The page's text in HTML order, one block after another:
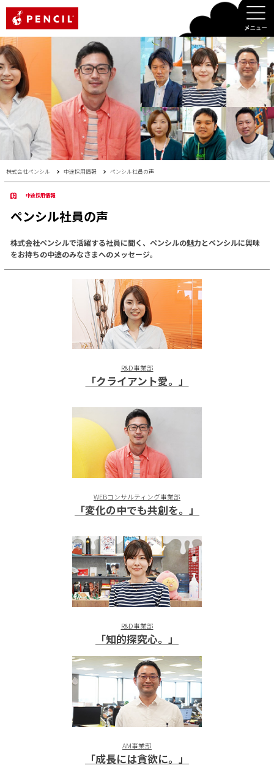
株式会社ペンシル 中途採用情報 ペンシル社員の声
中途採用情報
ペンシル社員の声
株式会社ペンシルで活躍する社員に聞く、ペンシルの魅力とペンシルに興味
をお持ちの中途のみなさまへのメッセージ。
R&D事業部
「クライアント愛。」
WEBコンサルティング事業部
「変化の中でも共創を。」
R&D事業部
「知的探究心。」
AM事業部
「成長には貪欲に。」